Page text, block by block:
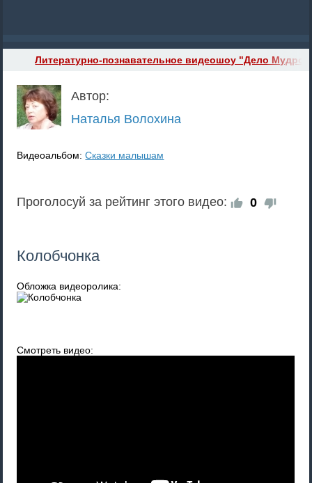
Литературно-познавательное видеошоу "Дело
Автор:
Наталья Волохина
Видеоальбом:Сказки малышам
Проголосуй за рейтинг этого видео: 0
Колобчонка
Обложка видеоролика:
Смотреть видео: